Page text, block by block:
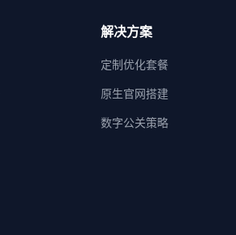
解决方案
定制优化套餐
原生官网搭建
数字公关策略